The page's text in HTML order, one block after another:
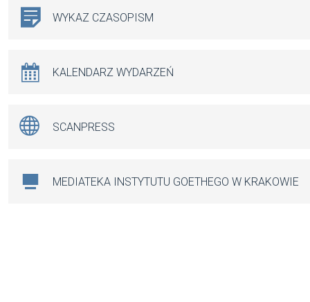
WYKAZ CZASOPISM
KALENDARZ WYDARZEŃ
SCANPRESS
MEDIATEKA INSTYTUTU GOETHEGO W KRAKOWIE